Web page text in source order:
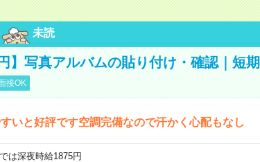
未読
】写真アルバムの貼り付け・確認｜短期
接OK
いと好評です空調完備なので汗かく心配もなし
は深夜時給1875円